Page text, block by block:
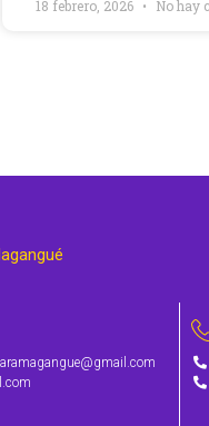
18 febrero, 2026 No hay